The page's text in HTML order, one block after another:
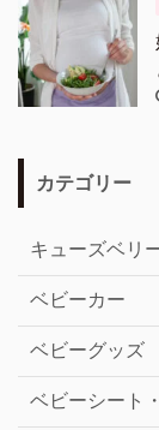
カテゴリー
キューズベリ
ベビーカー
ベビーグッズ
ベビーシート